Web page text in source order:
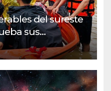
del sureste
sus
por